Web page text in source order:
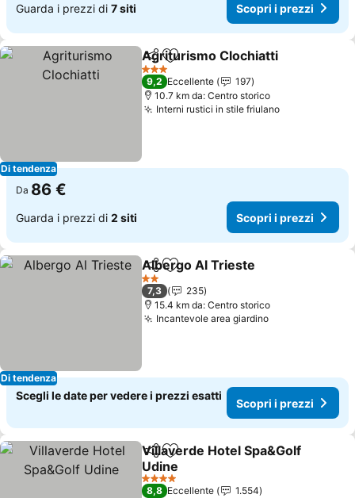
Guarda i prezzi di 7 siti Scopri i prezzi
Di tendenza
CondividiAggiungi ai preferiti
Agriturismo Clochiatti
3 Stelle
9,2 Eccellente
197
10.7 km da: Centro storico
Interni rustici in stile friulanoScopri i
Da 86 €
Guarda i prezzi di 2 siti Scopri i prezzi
Di tendenza
CondividiAggiungi ai preferiti
Albergo Al Trieste
2 Stelle
7,3
235
15.4 km da: Centro storico
Incantevole area giardinoScopri i prezzi
Scegli le date per vedere i prezzi esatti
Scopri i prezzi
CondividiAggiungi ai preferiti
Villaverde Hotel Spa&Golf
Udine
Scopri i prezzi
4 Stelle
8,8 Eccellente
1.554